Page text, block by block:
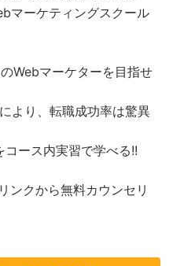
マーケティングスクール
Webマーケターを目指せ
より、転職成功率は驚異
ース内実習で学べる!!
ンクから無料カウンセリ